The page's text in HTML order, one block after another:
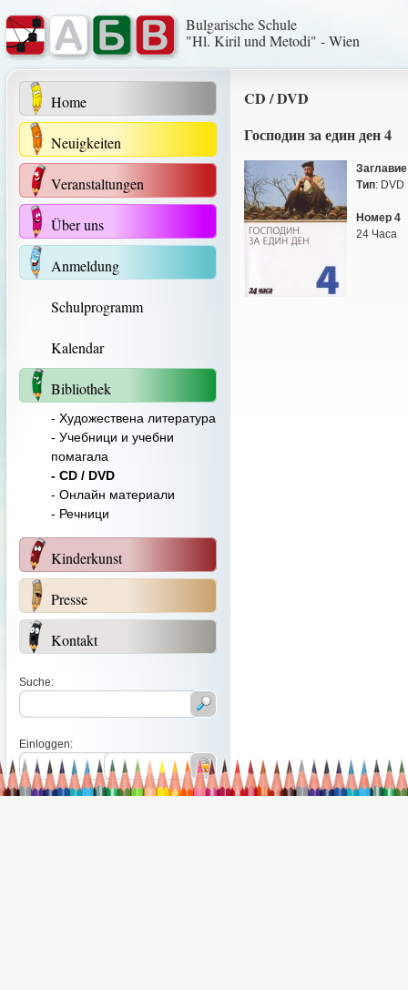
Bulgarische Schule
"Hl. Kiril und Metodi" - Wien
Home
Neuigkeiten
Veranstaltungen
Über uns
Anmeldung
Schulprogramm
Kalendar
Bibliothek
- Художествена литература
- Учебници и учебни
помагала
- CD / DVD
- Онлайн материали
- Речници
Kinderkunst
Presse
Kontakt
Suche:
Einloggen:
CD / DVD
Господин за един ден 4
Заглавие
Тип: DVD
Номер 4
24 Часа